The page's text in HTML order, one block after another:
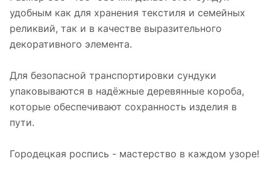
удобным как для хранения текстиля и семейных
реликвий, так и в качестве выразительного
декоративного элемента.
Для безопасной транспортировки сундуки
упаковываются в надёжные деревянные короба,
которые обеспечивают сохранность изделия в
пути.
Городецкая роспись - мастерство в каждом узоре!